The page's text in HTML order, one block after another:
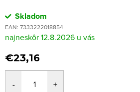
Skladom
EAN: 7333222018854
12.8.2026
€23,16